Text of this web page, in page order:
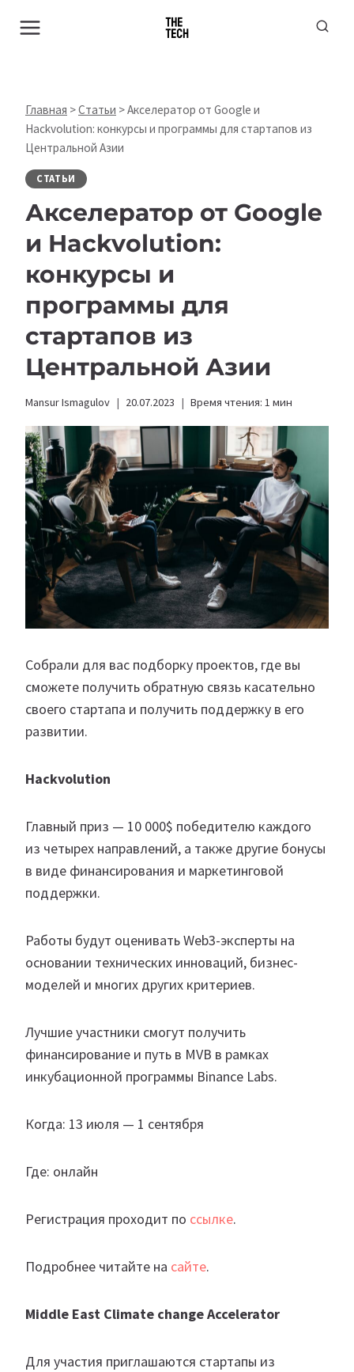
Главная >Статьи >Акселератор от Google и
Hackvolution: конкурсы и программы для стартапов из
Центральной Азии
СТАТЬИ
Акселератор от Google
и Hackvolution:
конкурсы и
программы для
стартапов из
Центральной Азии
Mansur Ismagulov 20.07.2023 Время чтения: 1 мин
Собрали для вас подборку проектов, где вы
сможете получить обратную связь касательно
своего стартапа и получить поддержку в его
развитии.
Hackvolution
Главный приз — 10 000$ победителю каждого
из четырех направлений, а также другие бонусы
в виде финансирования и маркетинговой
поддержки.
Работы будут оценивать Web3-эксперты на
основании технических инноваций, бизнес-
моделей и многих других критериев.
Лучшие участники смогут получить
финансирование и путь в MVB в рамках
инкубационной программы Binance Labs.
Когда: 13 июля — 1 сентября
Где: онлайн
Регистрация проходит по ссылке.
Подробнее читайте на сайте.
Middle East Climate change Accelerator
Для участия приглашаются стартапы из